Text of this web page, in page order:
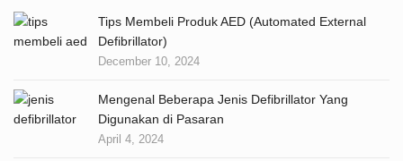
Tips Membeli Produk AED (Automated External
Defibrillator)
December 10, 2024
Mengenal Beberapa Jenis Defibrillator Yang
Digunakan di Pasaran
April 4, 2024